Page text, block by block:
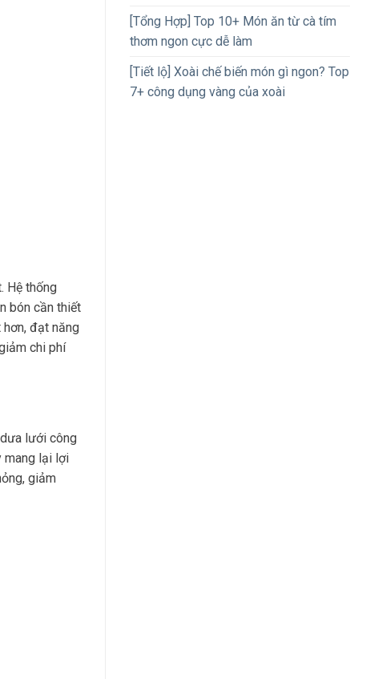
Hệ thống
bón cần thiết
đạt năng
chi phí
lưới công
mang lại lợi
giảm
[Tổng Hợp] Top 10+ Món ăn từ cà tím
thơm ngon cực dễ làm
[Tiết lộ] Xoài chế biến món gì ngon? Top
7+ công dụng vàng của xoài